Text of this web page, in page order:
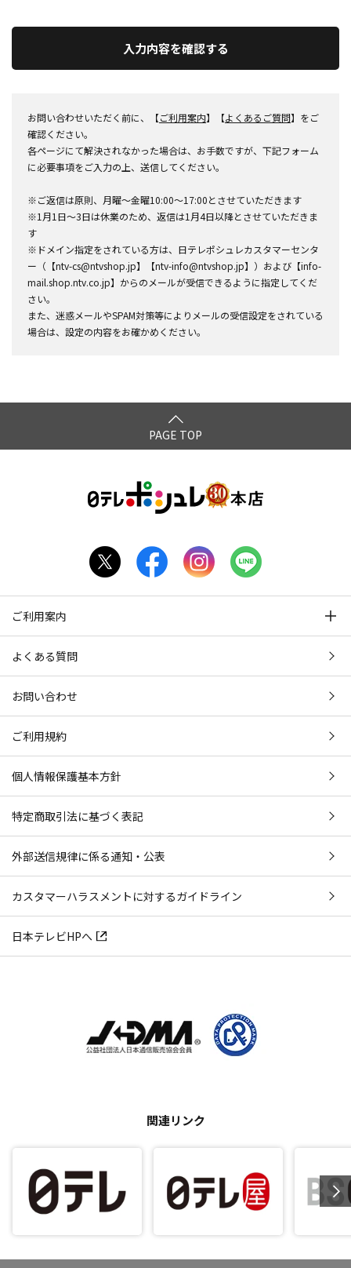
入力内容を確認する
お問い合わせいただく前に、【ご利用案内】【よくあるご質問】をご
確認ください。
各ページにて解決されなかった場合は、お手数ですが、下記フォーム
に必要事項をご入力の上、送信してください。
※ご返信は原則、月曜～金曜10:00～17:00とさせていただきます
※1月1日～3日は休業のため、返信は1月4日以降とさせていただきま
す
※ドメイン指定をされている方は、日テレポシュレカスタマーセンタ
ー（【ntv-cs@ntvshop.jp】【ntv-info@ntvshop.jp】）および【info-
mail.shop.ntv.co.jp】からのメールが受信できるように指定してくだ
さい。
また、迷惑メールやSPAM対策等によりメールの受信設定をされている
場合は、設定の内容をお確かめください。
PAGE TOP
ご利用案内
よくある質問
お問い合わせ
ご利用規約
個人情報保護基本方針
特定商取引法に基づく表記
外部送信規律に係る通知・公表
カスタマーハラスメントに対するガイドライン
日本テレビHPへ
関連リンク